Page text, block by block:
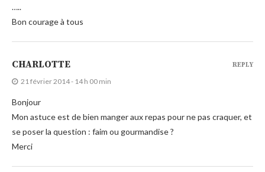
…..
Bon courage à tous
CHARLOTTE
21 février 2014 - 14 h 00 min
Bonjour
Mon astuce est de bien manger aux repas pour ne pas craquer, et
se poser la question : faim ou gourmandise ?
Merci
REPLY